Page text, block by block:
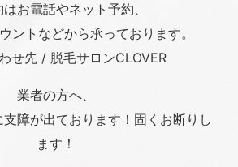
はお電話やネット予約、
ント などから承っております。
せ先 / 脱毛サロンCLOVER
業者の方へ、
障が出ております！固くお断りし
ます！